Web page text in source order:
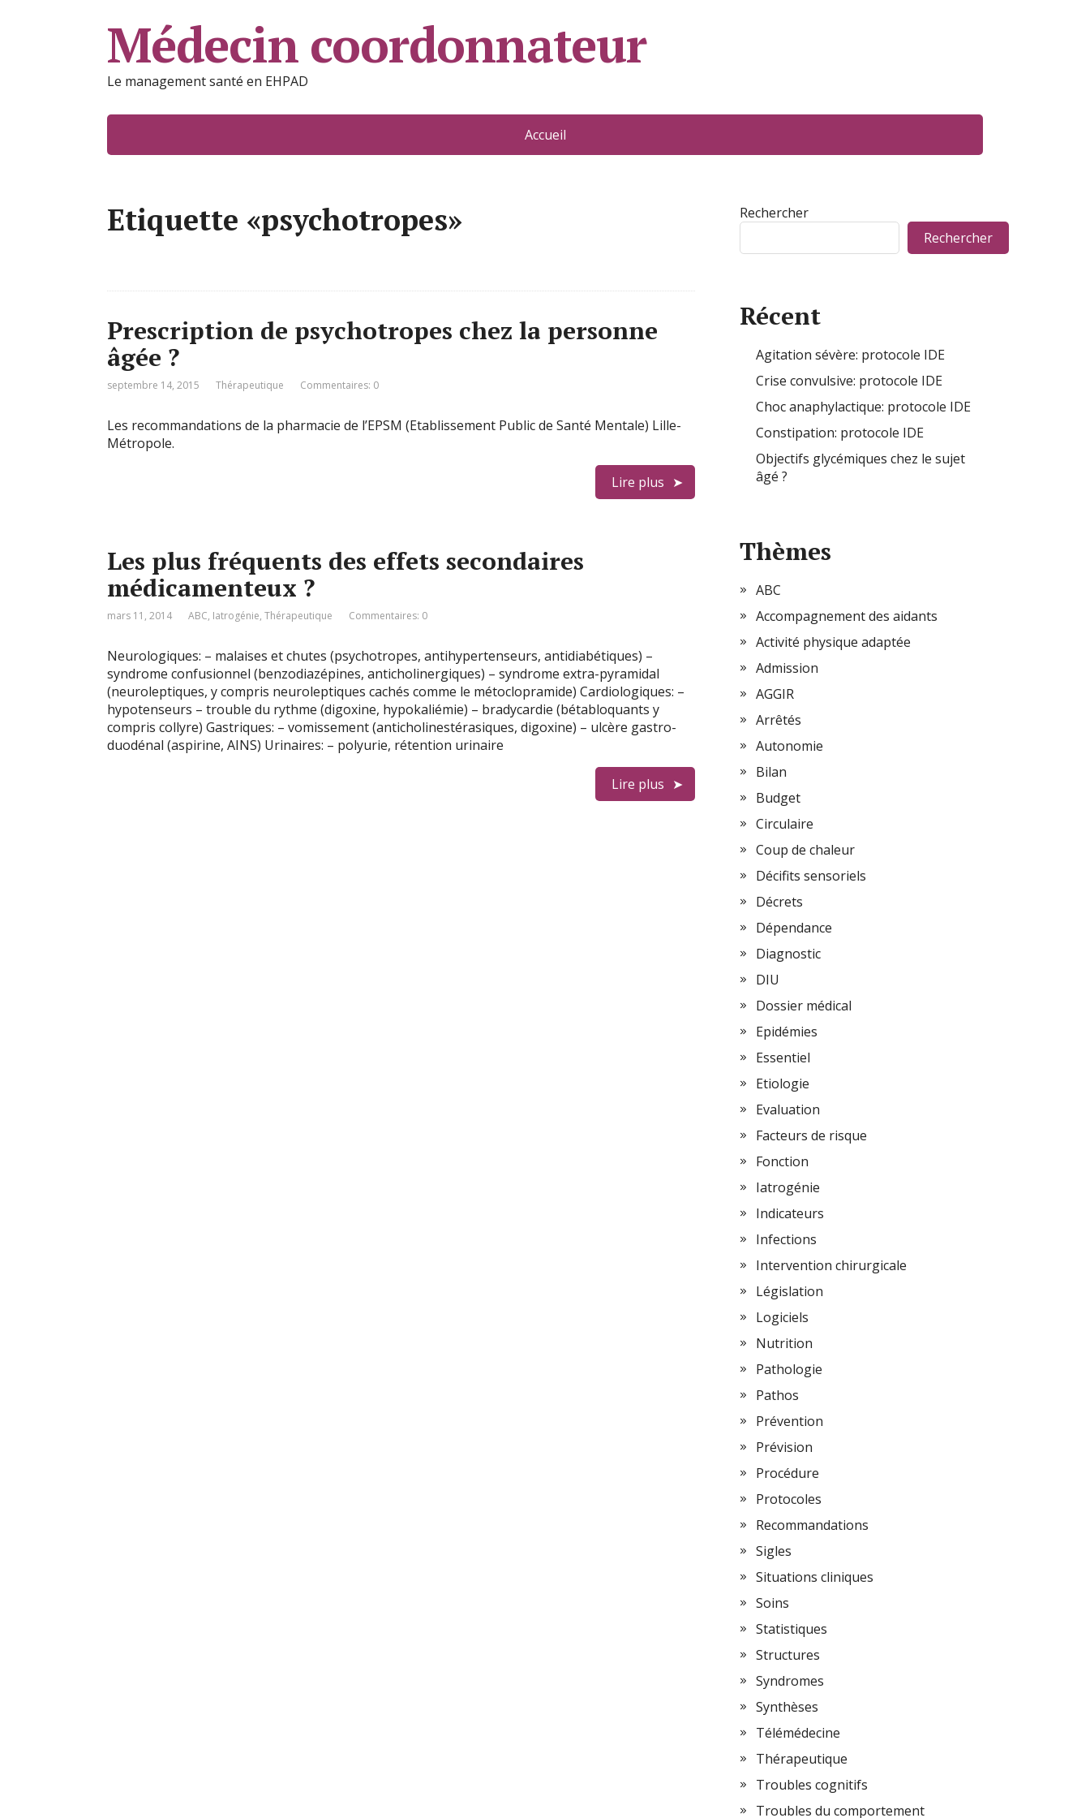
Médecin coordonnateur
Le management santé en EHPAD
Accueil
Etiquette «psychotropes»
Prescription de psychotropes chez la personne
âgée ?
septembre 14, 2015 Thérapeutique Commentaires: 0
Les recommandations de la pharmacie de l’EPSM (Etablissement Public de Santé Mentale) Lille-
Métropole.
Lire plus
Les plus fréquents des effets secondaires
médicamenteux ?
mars 11, 2014 ABC, Iatrogénie, Thérapeutique Commentaires: 0
Neurologiques: – malaises et chutes (psychotropes, antihypertenseurs, antidiabétiques) –
syndrome confusionnel (benzodiazépines, anticholinergiques) – syndrome extra-pyramidal
(neuroleptiques, y compris neuroleptiques cachés comme le métoclopramide) Cardiologiques: –
hypotenseurs – trouble du rythme (digoxine, hypokaliémie) – bradycardie (bétabloquants y
compris collyre) Gastriques: – vomissement (anticholinestérasiques, digoxine) – ulcère gastro-
duodénal (aspirine, AINS) Urinaires: – polyurie, rétention urinaire
Lire plus
Rechercher
Rechercher
Récent
Agitation sévère: protocole IDE
Crise convulsive: protocole IDE
Choc anaphylactique: protocole IDE
Constipation: protocole IDE
Objectifs glycémiques chez le sujet
âgé ?
Thèmes
ABC
Accompagnement des aidants
Activité physique adaptée
Admission
AGGIR
Arrêtés
Autonomie
Bilan
Budget
Circulaire
Coup de chaleur
Décifits sensoriels
Décrets
Dépendance
Diagnostic
DIU
Dossier médical
Epidémies
Essentiel
Etiologie
Evaluation
Facteurs de risque
Fonction
Iatrogénie
Indicateurs
Infections
Intervention chirurgicale
Législation
Logiciels
Nutrition
Pathologie
Pathos
Prévention
Prévision
Procédure
Protocoles
Recommandations
Sigles
Situations cliniques
Soins
Statistiques
Structures
Syndromes
Synthèses
Télémédecine
Thérapeutique
Troubles cognitifs
Troubles du comportement